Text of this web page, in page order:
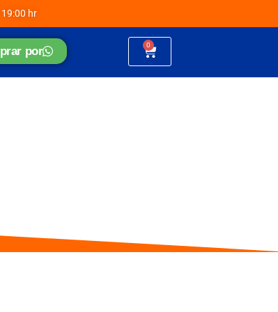
19:00 hr
por 0
Cart